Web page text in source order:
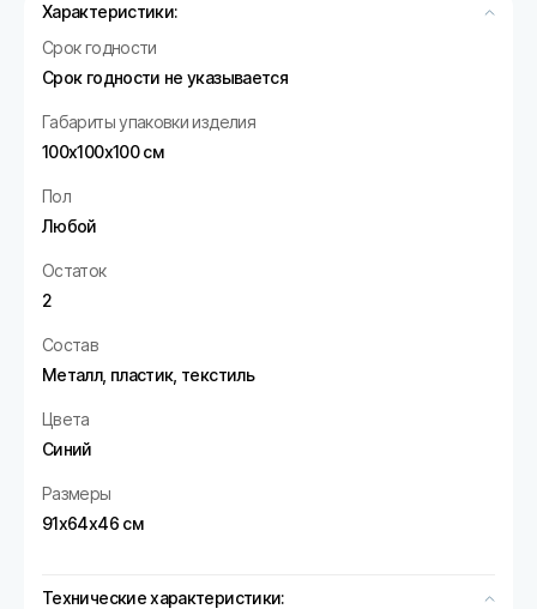
Характеристики:
Срок годности
Срок годности не указывается
Габариты упаковки изделия
100х100х100 см
Пол
Любой
Остаток
2
Состав
Металл, пластик, текстиль
Цвета
Синий
Размеры
91х64х46 см
Технические характеристики: